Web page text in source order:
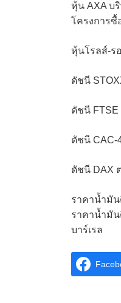
หุ้น AXA บ
โครงการ
หุ้นโรลส์-ร
ดัชนี
ดัชนี FTSE
ดัชนี CAC-
ดัชนี DAX
ราคาน้ำมัน
ราคาน้ำมัน
บาร์เรล